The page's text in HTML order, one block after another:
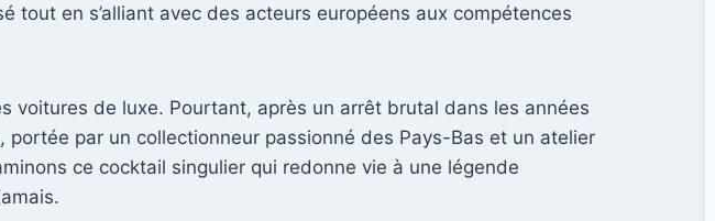
tout en s’alliant avec des acteurs européens aux compétences
voitures de luxe. Pourtant, après un arrêt brutal dans les années
portée par un collectionneur passionné des Pays-Bas et un atelier
ce cocktail singulier qui redonne vie à une légende